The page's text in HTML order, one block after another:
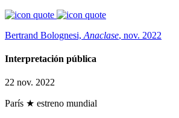
Bertrand Bolognesi, Anaclase, nov. 2022
Interpretación pública
22 nov. 2022
París ★ estreno mundial